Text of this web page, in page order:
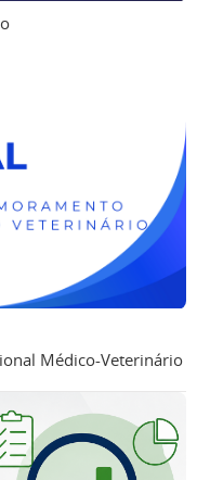
Médico-Veterinário